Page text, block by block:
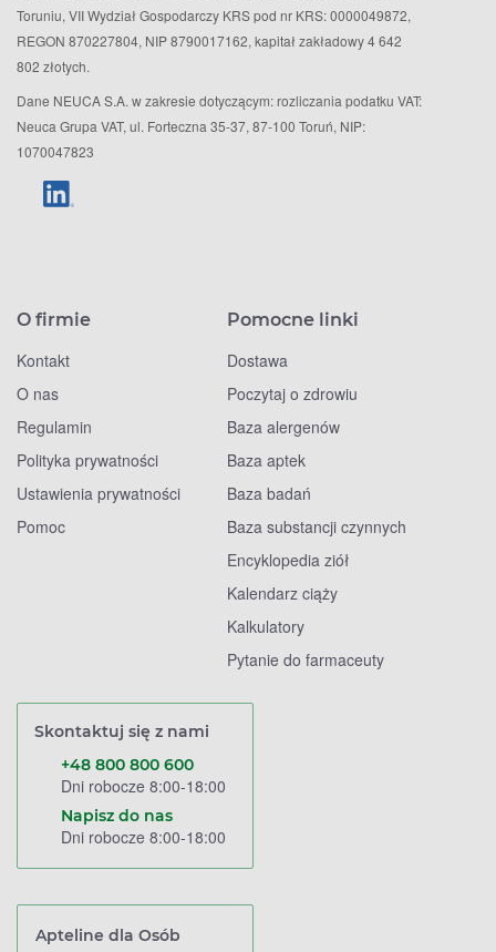
Toruniu, VII Wydział Gospodarczy KRS pod nr KRS: 0000049872,
REGON 870227804, NIP 8790017162, kapitał zakładowy 4 642
802 złotych.
Dane NEUCA S.A. w zakresie dotyczącym: rozliczania podatku VAT:
Neuca Grupa VAT, ul. Forteczna 35-37, 87-100 Toruń, NIP:
1070047823
O firmie
Kontakt
O nas
Regulamin
Polityka prywatności
Ustawienia prywatności
Pomoc
Pomocne linki
Dostawa
Poczytaj o zdrowiu
Baza alergenów
Baza aptek
Baza badań
Baza substancji czynnych
Encyklopedia ziół
Kalendarz ciąży
Kalkulatory
Pytanie do farmaceuty
Skontaktuj się z nami
+48 800 800 600
Dni robocze 8:00-18:00
Napisz do nas
Dni robocze 8:00-18:00
Apteline dla Osób